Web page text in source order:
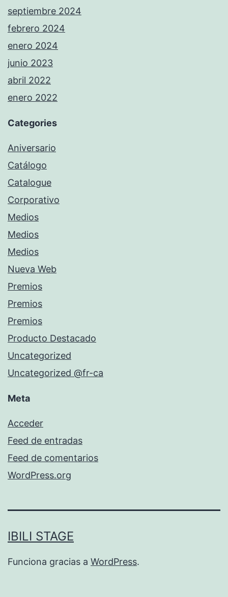
septiembre 2024
febrero 2024
enero 2024
junio 2023
abril 2022
enero 2022
Categories
Aniversario
Catálogo
Catalogue
Corporativo
Medios
Medios
Medios
Nueva Web
Premios
Premios
Premios
Producto Destacado
Uncategorized
Uncategorized @fr-ca
Meta
Acceder
Feed de entradas
Feed de comentarios
WordPress.org
IBILI STAGE
Funciona gracias a WordPress.